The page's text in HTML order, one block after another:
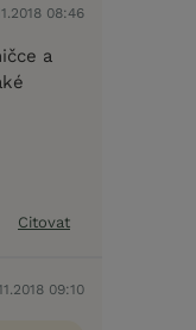
08:46
a
Citovat
09:10